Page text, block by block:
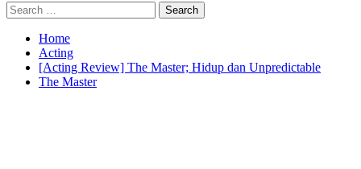
Search
for:
Home
Acting
[Acting Review] The Master; Hidup dan Unpredictable
The Master